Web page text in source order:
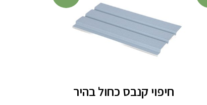
חיפוי קנבס כחול בהיר